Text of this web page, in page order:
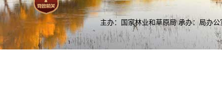
主办：国家林业和草原局 承办：局办